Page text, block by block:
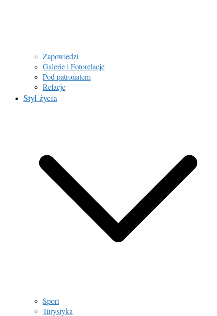
Zapowiedzi
Galerie i Fotorelacje
Pod patronatem
Relacje
Styl życia
Sport
Turystyka